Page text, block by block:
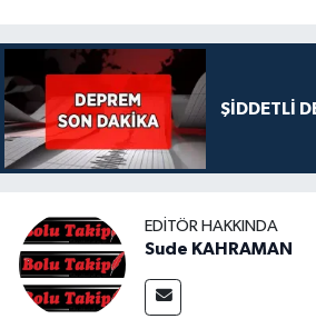
ŞİDDETLİ
EDITÖR HAKKINDA
Sude KAHRAMAN